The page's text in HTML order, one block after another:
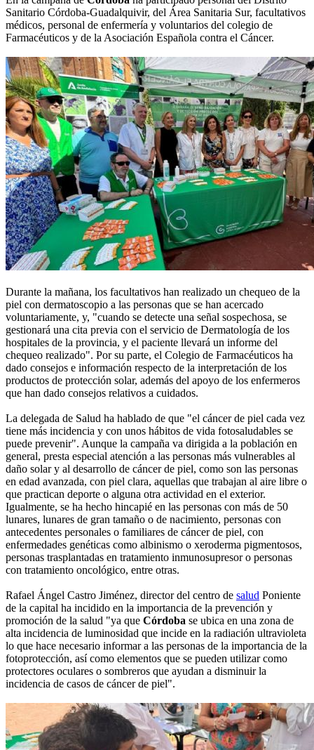
Sanitario Córdoba-Guadalquivir, del Área Sanitaria Sur, facultativos
médicos, personal de enfermería y voluntarios del colegio de
Farmacéuticos y de la Asociación Española contra el Cáncer.
Durante la mañana, los facultativos han realizado un chequeo de la
piel con dermatoscopio a las personas que se han acercado
voluntariamente, y, "cuando se detecte una señal sospechosa, se
gestionará una cita previa con el servicio de Dermatología de los
hospitales de la provincia, y el paciente llevará un informe del
chequeo realizado". Por su parte, el Colegio de Farmacéuticos ha
dado consejos e información respecto de la interpretación de los
productos de protección solar, además del apoyo de los enfermeros
que han dado consejos relativos a cuidados.
La delegada de Salud ha hablado de que "el cáncer de piel cada vez
tiene más incidencia y con unos hábitos de vida fotosaludables se
puede prevenir". Aunque la campaña va dirigida a la población en
general, presta especial atención a las personas más vulnerables al
daño solar y al desarrollo de cáncer de piel, como son las personas
en edad avanzada, con piel clara, aquellas que trabajan al aire libre o
que practican deporte o alguna otra actividad en el exterior.
Igualmente, se ha hecho hincapié en las personas con más de 50
lunares, lunares de gran tamaño o de nacimiento, personas con
antecedentes personales o familiares de cáncer de piel, con
enfermedades genéticas como albinismo o xeroderma pigmentosos,
personas trasplantadas en tratamiento inmunosupresor o personas
con tratamiento oncológico, entre otras.
Rafael Ángel Castro Jiménez, director del centro de salud Poniente
de la capital ha incidido en la importancia de la prevención y
promoción de la salud "ya que Córdoba se ubica en una zona de
alta incidencia de luminosidad que incide en la radiación ultravioleta
lo que hace necesario informar a las personas de la importancia de la
fotoprotección, así como elementos que se pueden utilizar como
protectores oculares o sombreros que ayudan a disminuir la
incidencia de casos de cáncer de piel".